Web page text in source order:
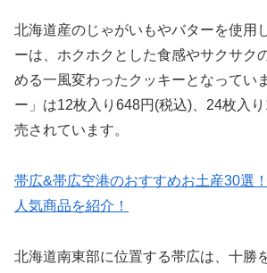
北海道産のじゃがいもやバターを使用
ーは、ホクホクとした食感やサクサク
める一風変わったクッキーとなってい
ー」は12枚入り648円(税込)、24枚入
売されています。
帯広&帯広空港のおすすめお土産30選
人気商品を紹介！
北海道南東部に位置する帯広は、十勝